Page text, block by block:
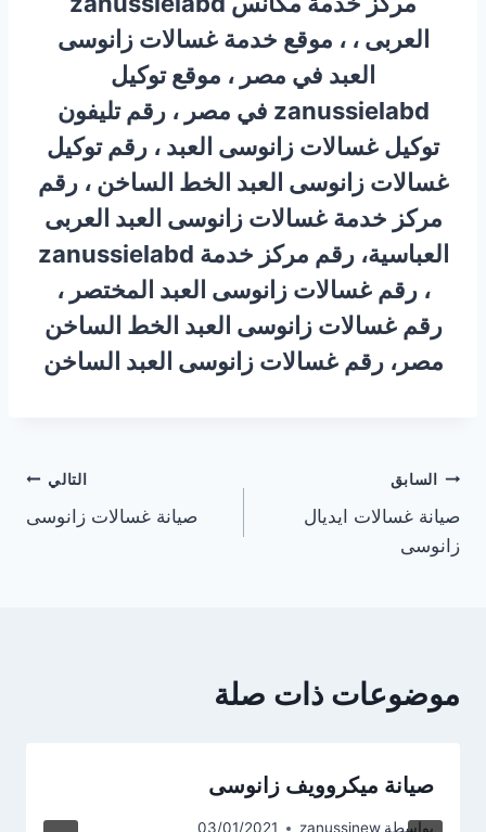
العربى ، ، موقع خدمة غسالات زانوسى
العبد في مصر ، موقع توكيل
zanussielabd في مصر ، رقم تليفون
توكيل غسالات زانوسى العبد ، رقم توكيل
غسالات زانوسى العبد الخط الساخن ، رقم
مركز خدمة غسالات زانوسى العبد العربى
العباسية، رقم مركز خدمة zanussielabd
، رقم غسالات زانوسى العبد المختصر ،
رقم غسالات زانوسى العبد الخط الساخن
مصر، رقم غسالات زانوسى العبد الساخن
تصفّح
المقالات
السابق
صيانة غسالات ايديال
زانوسى
التالي
صيانة غسالات زانوسى
موضوعات ذات صلة
صيانة ميكروويف زانوسى
بواسطة zanussinew
03/01/2021